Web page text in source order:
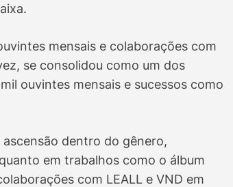
mensais e colaborações com
se consolidou como um dos
ouvintes mensais e sucessos como
dentro do gênero,
em trabalhos como o álbum
com LEALL e VND em